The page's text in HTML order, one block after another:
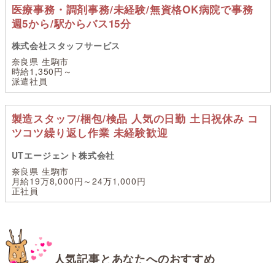
医療事務・調剤事務/未経験/無資格OK病院で事務
週5から/駅からバス15分
株式会社スタッフサービス
奈良県 生駒市
時給1,350円～
派遣社員
製造スタッフ/梱包/検品 人気の日勤 土日祝休み コ
ツコツ繰り返し作業 未経験歓迎
UTエージェント株式会社
奈良県 生駒市
月給19万8,000円～24万1,000円
正社員
人気記事とあなたへのおすすめ